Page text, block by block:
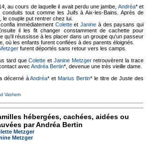
au cours de laquelle il avait perdu une jambe, Andréa* et
tout comme les Juifs à Aix-les-Bains. Après de
couple put rentrer chez lui.
immédiatement Coletteet Janine à des paysans qui
il les fit changer constamment de cachette pour
qu'il réussisse à les placer dans un groupe qu'un passeur
où les enfants furent confiées à des parents éloignés.
furent déportés sans retour vers les camps.
tard queColette et Janine Metzgerretrouvèrent la trace
avec Andréa Bertin*, devenue une très vieille dame.
décerné àAndréa* etMarius Bertin* le titre de Juste des
Vashem
hébergées, cachées, aidées ou
par Andréa Bertin
Metzger
Metzger